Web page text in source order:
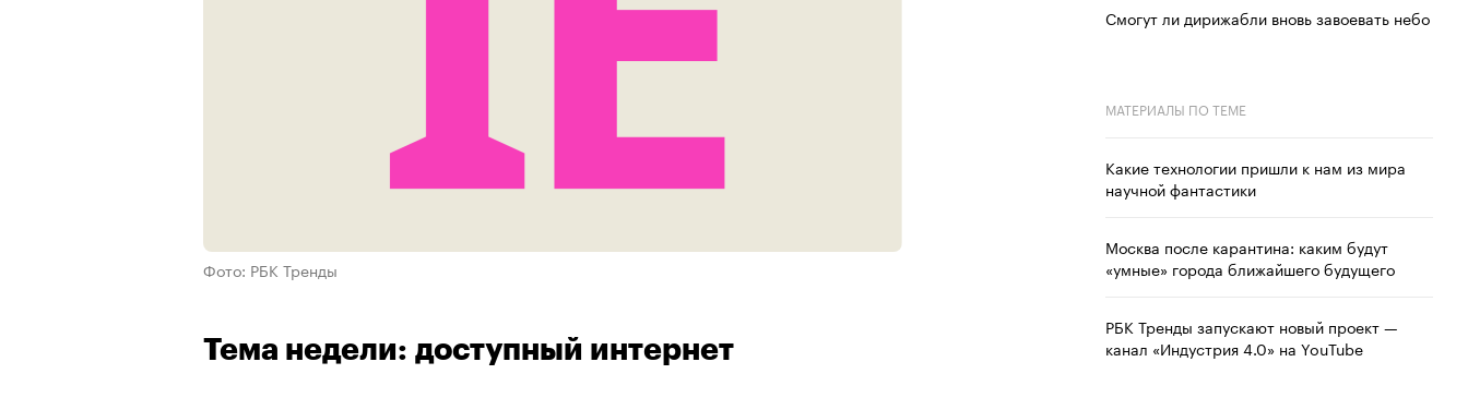
Фото: РБК Тренды
Тема недели: доступный интернет
Смогут ли дирижабли вновь завоевать небо
МАТЕРИАЛЫ ПО ТЕМЕ
Какие технологии пришли к нам из мира
научной фантастики
Москва после карантина: каким будут
«умные» города ближайшего будущего
РБК Тренды запускают новый проект —
канал «Индустрия 4.0» на YouTube